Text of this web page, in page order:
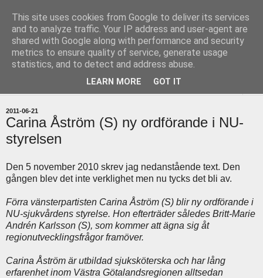
uddevallabloggen.se
med stort och smått från Uddevallas horisont
2011-06-21
Carina Åström (S) ny ordförande i NU-
styrelsen
Den 5 november 2010 skrev jag nedanstående text. Den
gången blev det inte verklighet men nu tycks det bli av.
Förra vänsterpartisten Carina Åström (S) blir ny ordförande i
NU-sjukvårdens styrelse. Hon efterträder således Britt-Marie
Andrén Karlsson (S), som kommer att ägna sig åt
regionutvecklingsfrågor framöver.
Carina Åström är utbildad sjuksköterska och har lång
erfarenhet inom Västra Götalandsregionen alltsedan
This site uses cookies from Google to deliver its services
and to analyze traffic. Your IP address and user-agent are
shared with Google along with performance and security
metrics to ensure quality of service, generate usage
statistics, and to detect and address abuse.
LEARN MORE GOT IT